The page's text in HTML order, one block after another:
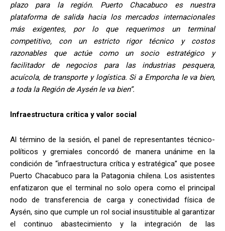
plazo para la región. Puerto Chacabuco es nuestra
plataforma de salida hacia los mercados internacionales
más exigentes, por lo que requerimos un terminal
competitivo, con un estricto rigor técnico y costos
razonables que actúe como un socio estratégico y
facilitador de negocios para las industrias pesquera,
acuícola, de transporte y logística. Si a Emporcha le va bien,
a toda la Región de Aysén le va bien”.
Infraestructura crítica y valor social
Al término de la sesión, el panel de representantes técnico-
políticos y gremiales concordó de manera unánime en la
condición de “infraestructura crítica y estratégica” que posee
Puerto Chacabuco para la Patagonia chilena. Los asistentes
enfatizaron que el terminal no solo opera como el principal
nodo de transferencia de carga y conectividad física de
Aysén, sino que cumple un rol social insustituible al garantizar
el continuo abastecimiento y la integración de las